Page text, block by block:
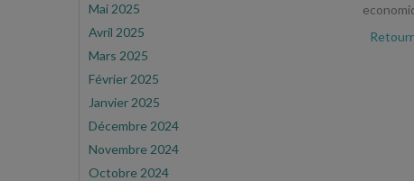
Mai 2025
Avril 2025
Mars 2025
Février 2025
Janvier 2025
Décembre 2024
Novembre 2024
Octobre 2024